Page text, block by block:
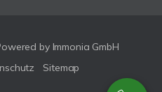
by Immonia GmbH
Sitemap